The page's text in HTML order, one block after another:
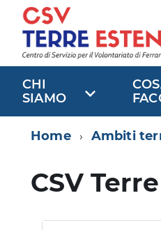
CHI
SIAMO
Home Ambiti
CSV